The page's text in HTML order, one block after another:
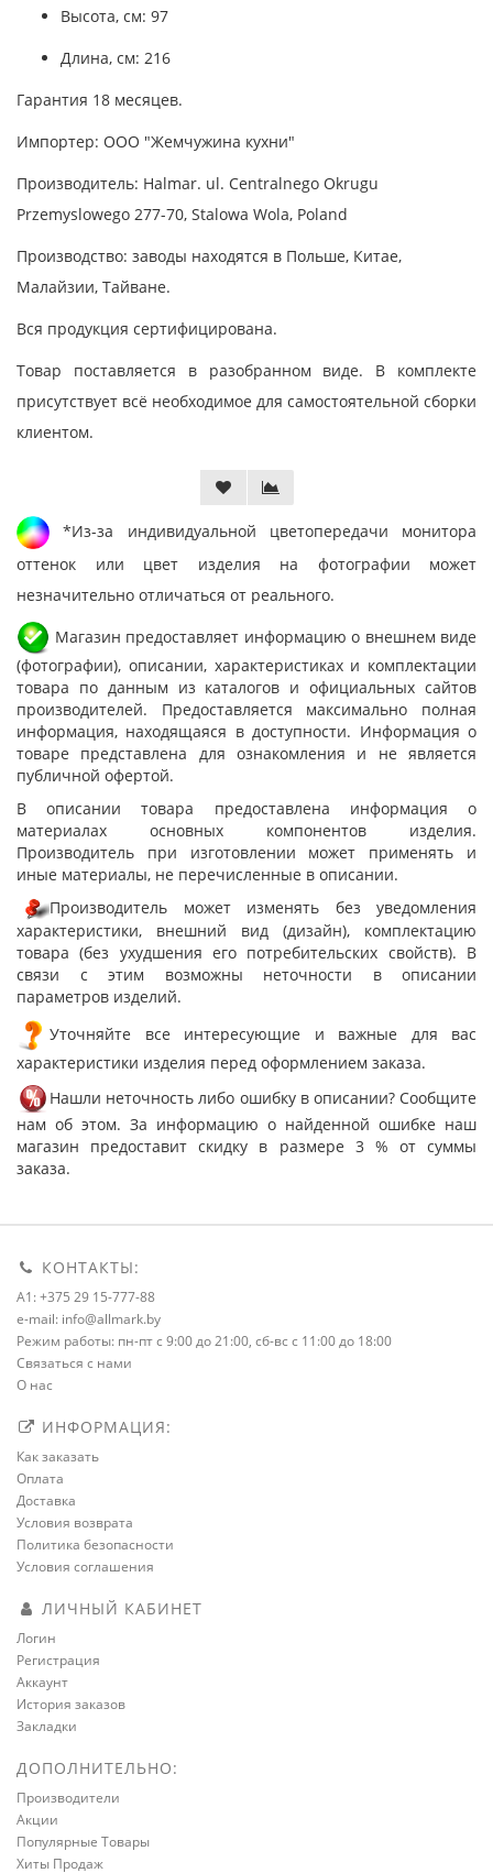
Высота, см: 97
Длина, см: 216
Гарантия 18 месяцев.
Импортер: ООО "Жемчужина кухни"
Производитель: Halmar. ul. Centralnego Okrugu
Przemyslowego 277-70, Stalowa Wola, Poland
Производство: заводы находятся в Польше, Китае,
Малайзии, Тайване.
Вся продукция сертифицирована.
Товар поставляется в разобранном виде. В комплекте
присутствует всё необходимое для самостоятельной сборки
клиентом.
*Из-за индивидуальной цветопередачи монитора
оттенок или цвет изделия на фотографии может
незначительно отличаться от реального.
Магазин предоставляет информацию о внешнем виде
(фотографии), описании, характеристиках и комплектации
товара по данным из каталогов и официальных сайтов
производителей. Предоставляется максимально полная
информация, находящаяся в доступности. Информация о
товаре представлена для ознакомления и не является
публичной офертой.
В описании товара предоставлена информация о
материалах основных компонентов изделия.
Производитель при изготовлении может применять и
иные материалы, не перечисленные в описании.
Производитель может изменять без уведомления
характеристики, внешний вид (дизайн), комплектацию
товара (без ухудшения его потребительских свойств). В
связи с этим возможны неточности в описании
параметров изделий.
Уточняйте все интересующие и важные для вас
характеристики изделия перед оформлением заказа.
Нашли неточность либо ошибку в описании? Сообщите
нам об этом. За информацию о найденной ошибке наш
магазин предоставит скидку в размере 3 % от суммы
заказа.
КОНТАКТЫ:
A1: +375 29 15-777-88
e-mail: info@allmark.by
Режим работы: пн-пт с 9:00 до 21:00, сб-вс с 11:00 до 18:00
Связаться с нами
О нас
ИНФОРМАЦИЯ:
Как заказать
Оплата
Доставка
Условия возврата
Политика безопасности
Условия соглашения
ЛИЧНЫЙ КАБИНЕТ
Логин
Регистрация
Аккаунт
История заказов
Закладки
ДОПОЛНИТЕЛЬНО:
Производители
Акции
Популярные Товары
Хиты Продаж